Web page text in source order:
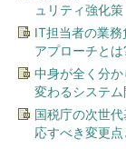
ュリティ強化策
IT担当者の業
アプローチとは
中身が全く分
変わるシステム
国税庁の次世
応すべき変更点